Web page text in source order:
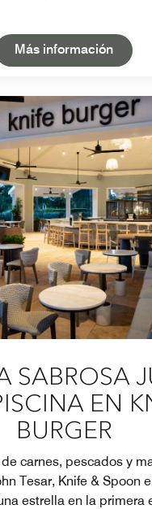
Más informaciónOpen
SABROSA
EN
BURGER
carnes, pescados y
Tesar, Knife & Spoon
estrella en la primera